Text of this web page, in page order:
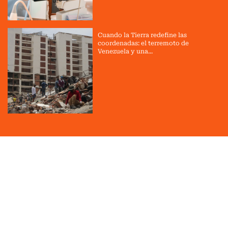
Cuando la Tierra redefine las
coordenadas: el terremoto de
Venezuela y una...